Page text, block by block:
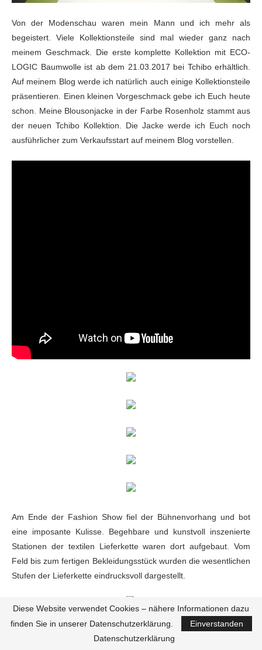
Von der Modenschau waren mein Mann und ich mehr als
begeistert. Viele Kollektionsteile sind mal wieder ganz nach
meinem Geschmack. Die erste komplette Kollektion mit ECO-
LOGIC Baumwolle ist ab dem 21.03.2017 bei Tchibo erhältlich.
Auf meinem Blog werde ich natürlich auch einige Kollektionsteile
präsentieren. Einen kleinen Vorgeschmack gebe ich Euch heute
schon. Meine Blousonjacke in der Farbe Rosenholz stammt aus
der neuen Tchibo Kollektion. Die Jacke werde ich Euch noch
ausführlicher zum Verkaufsstart auf meinem Blog vorstellen.
Am Ende der Fashion Show fiel der Bühnenvorhang und bot
eine imposante Kulisse. Begehbare und kunstvoll inszenierte
Stationen dertextilen Lieferkette waren dort aufgebaut. Vom
Feld bis zum fertigen Bekleidungsstück wurden die wesentlichen
Stufen der Lieferkette eindrucksvoll dargestellt.
Diese Website verwendet Cookies – nähere Informationen dazu
finden Sie in unserer Datenschutzerklärung.
Einverstanden
Datenschutzerklärung